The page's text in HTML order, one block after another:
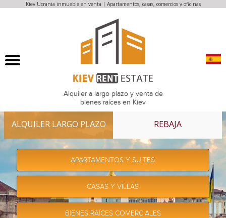
Кiev Ucrania inmueble en venta | Apartamentos, casas, comercios y oficinas
Alquiler a largo plazo y venta de
bienes raíces en Kiev
ALQUILER LARGO PLAZO REBAJA
APARTAMENTOS Y SUITES
CASAS Y VILLAS
BIENES RAÍCES COMERCIALES